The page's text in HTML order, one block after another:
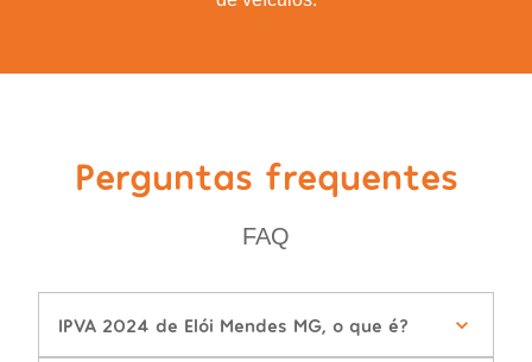
Perguntas frequentes
FAQ
IPVA 2024 de Elói Mendes MG, o que é?